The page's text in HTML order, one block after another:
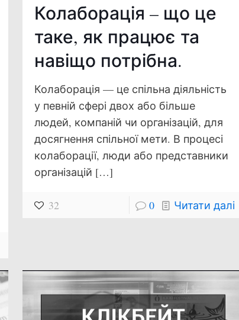
Колаборація – що це
таке, як працює та
навіщо потрібна.
Колаборація — це спільна діяльність
у певній сфері двох або більше
людей, компаній чи організацій, для
досягнення спільної мети. В процесі
колаборації, люди або представники
організацій […]
32 0 Читати далі